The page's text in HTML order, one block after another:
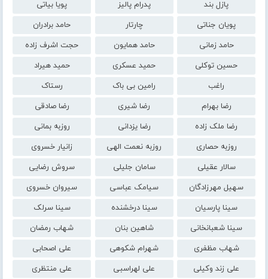
پازل بند
پدرام پالیز
پویا بیاتی
پویان جناتی
چارتار
حامد برادران
حامد زمانی
حامد همایون
حجت اشرف زاده
حسین توکلی
حمید عسکری
حمید هیراد
راغب
رامین بی باک
رستاک
رضا بهرام
رضا شیری
رضا صادقی
رضا ملک زاده
رضا یزدانی
روزبه بمانی
روزبه حصاری
روزبه نعمت الهی
زانیار خسروی
سالار عقیلی
سامان جلیلی
سروش رضایی
سهیل مهرزادگان
سیامک عباسی
سیروان خسروی
سینا پارسیان
سینا درخشنده
سینا سرلک
سینا شعبانخانی
شاهین بنان
شهاب رمضان
شهاب مظفری
شهرام شکوهی
علی اصحابی
علی زند وکیلی
علی لهراسبی
علی منتظری